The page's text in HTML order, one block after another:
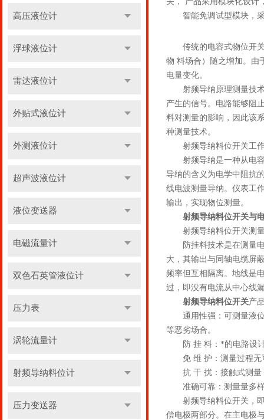
高压液位计
浮球液位计
雷达液位计
外贴式液位计
外测液位计
超声波液位计
液位变送器
电磁流量计
双色石英管液位计
压力表
涡轮流量计
射频导纳料位计
压力变送器
智能免调试型模块，采
传统的电容式物位开关
物 料场合）随之增加。由
电量变化。
射频导纳原理测量技术
产生的信号。电路能够阻
料对测量的影响，因此该
种测量技术。
射频导纳料位开关工
射频导纳是一种从电容
导纳的含义为电学中阻抗
线电波测量导纳。仪表工
输出，实现物位测量。
射频导纳料位开关与
射频导纳料位开关测量
防挂料技术是在测量电
大，其输出与同轴电缆屏
频率但互相隔离。地线是
过，即没有电流从中心线
射频导纳料位开关产
通用性强：可测量液位
等恶劣场合。
防 挂 料：*的电路设计
免 维 护：测量过程无
抗 干 扰：接触式测量
准确可靠：测量量多样
射频导纳料位开关，即
偿电极两部分。在主电极